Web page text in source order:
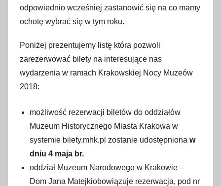
n
o
9
k
w
i
odpowiednio wcześniej zastanowić się na co mamy
ochotę wybrać się w tym roku.
Poniżej prezentujemy listę która pozwoli
zarezerwować bilety na interesujące nas
wydarzenia w ramach Krakowskiej Nocy Muzeów
2018:
możliwość rezerwacji biletów do oddziałów
Muzeum Historycznego Miasta Krakowa w
systemie bilety.mhk.pl zostanie udostępniona w
dniu 4 maja br.
oddział Muzeum Narodowego w Krakowie –
Dom Jana Matejkiobowiązuje rezerwacja, pod nr